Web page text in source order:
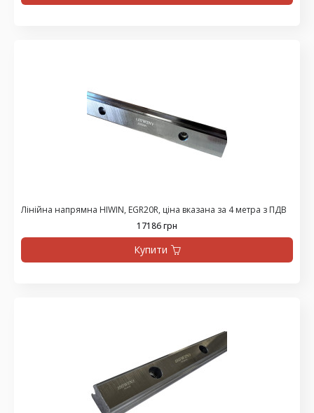
Лінійна напрямна HIWIN, EGR20R, ціна вказана за 4 метра з ПДВ
17186 грн
Купити